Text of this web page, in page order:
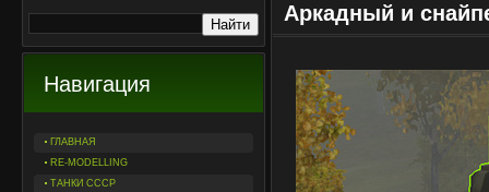
Навигация
ГЛАВНАЯ
RE-MODELLING
ТАНКИ СССР
Аркадный и